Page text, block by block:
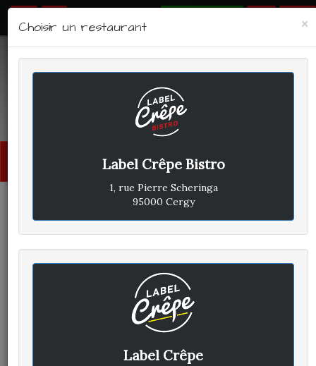
LABEL CRÊPE - BISTRO
LAURENT H A
ÉCRIT LE DIMANCHE 10
NOVEMBRE 2024
Label crêpe validé
×
Choisir un restaurant
Label Crêpe Bistro
1, rue Pierre Scheringa
95000 Cergy
Label Crêpe